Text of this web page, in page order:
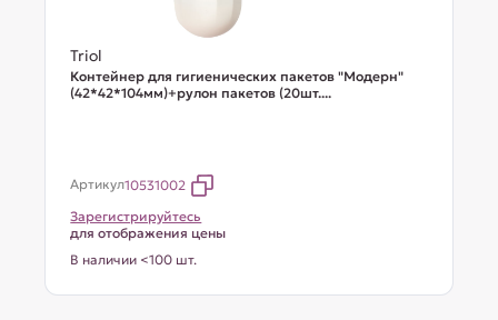
Triol
Контейнер для гигиенических пакетов "Модерн"
(42*42*104мм)+рулон пакетов (20шт....
Артикул10531002
Зарегистрируйтесь
для отображения цены
В наличии <100 шт.